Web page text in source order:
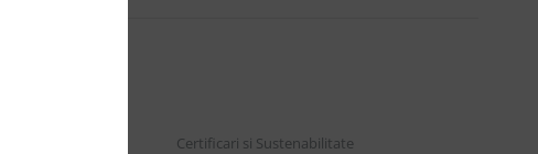
Certificari si Sustenabilitate